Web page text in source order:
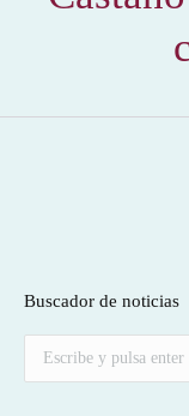
Buscador de noticias